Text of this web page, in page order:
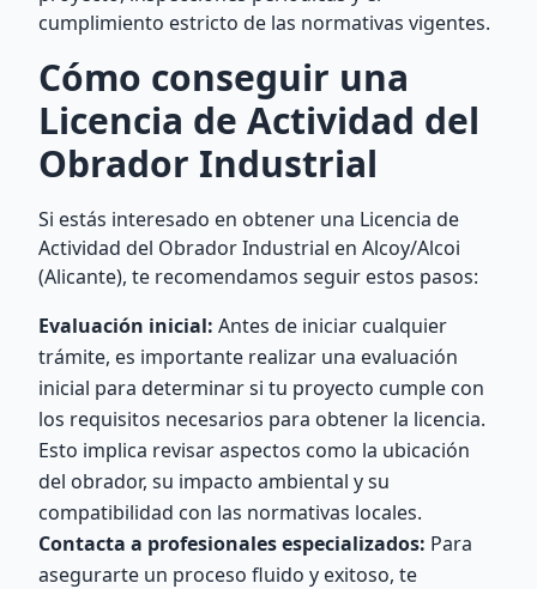
cumplimiento estricto de las normativas vigentes.
Cómo conseguir una
Licencia de Actividad del
Obrador Industrial
Si estás interesado en obtener una Licencia de
Actividad del Obrador Industrial en Alcoy/Alcoi
(Alicante), te recomendamos seguir estos pasos:
Evaluación inicial: Antes de iniciar cualquier
trámite, es importante realizar una evaluación
inicial para determinar si tu proyecto cumple con
los requisitos necesarios para obtener la licencia.
Esto implica revisar aspectos como la ubicación
del obrador, su impacto ambiental y su
compatibilidad con las normativas locales.
Contacta a profesionales especializados: Para
asegurarte un proceso fluido y exitoso, te